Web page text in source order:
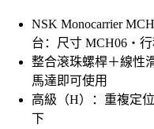
NSK Monocarrier
台：尺寸 MCH06・
整合滾珠螺桿＋線性
馬達即可使用
高級（H）：重複定
下